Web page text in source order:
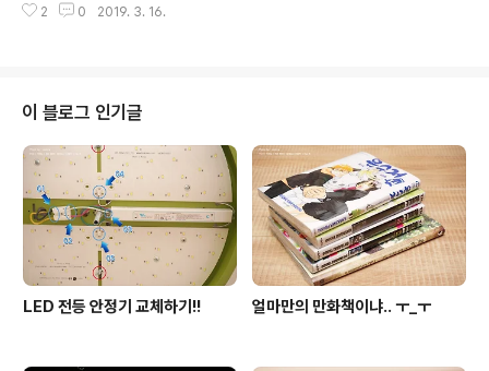
빵 재고도 금새 떨어져서 못 갔는데, 좀 지나고 이른 시간에
익이나 다른 빵들도 나온다고 하네요. 주문을 하고 2층에
올라가봤습니다. 나름 바다가 보인다는 창가 근방에 자리
잡았어요. 여름엔 무지하게 덥겠네요. 가격들은 쏘쏘합니
다. 요새 빵이나 커피 가격이 좀 비싸졌어야..;;; 아메리카노
는 A/B로 나뉘는데, 일반적인 맛과 신맛이 좀 더 강조된 맛
으로 나뉘어집니다..
2 0 2019. 3. 16.
이 블로그 인기글
LED 전등 안정기 교체하기!! 얼마만의 만화책이냐.. ㅜ_ㅜ